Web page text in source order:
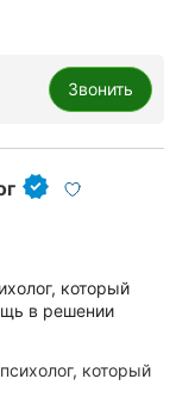
Звонить
который
в решении
который